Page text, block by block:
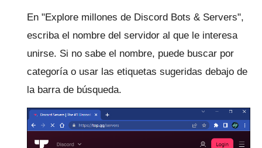
En "Explore millones de Discord Bots & Servers",
escriba el nombre del servidor al que le interesa
unirse. Si no sabe el nombre, puede buscar por
categoría o usar las etiquetas sugeridas debajo de
la barra de búsqueda.